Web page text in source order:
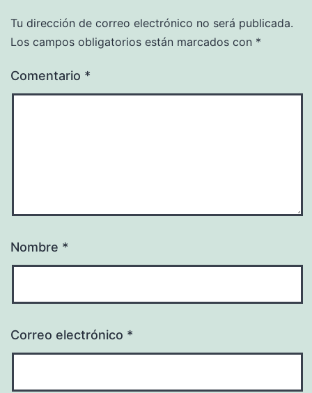
Tu dirección de correo electrónico no será publicada.
Los campos obligatorios están marcados con *
Comentario *
Nombre *
Correo electrónico *